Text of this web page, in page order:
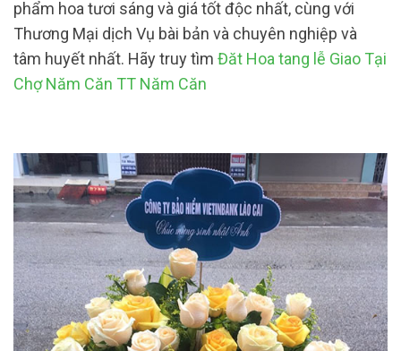
phẩm hoa tươi sáng và giá tốt độc nhất, cùng với
Thương Mại dịch Vụ bài bản và chuyên nghiệp và
tâm huyết nhất. Hãy truy tìm Đăt Hoa tang lễ Giao Tại
Chợ Năm Căn TT Năm Căn